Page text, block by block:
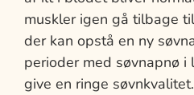
muskler igen gå tilbage
der kan opstå en ny
perioder med søvnapnø
give en ringe søvnkvalitet.